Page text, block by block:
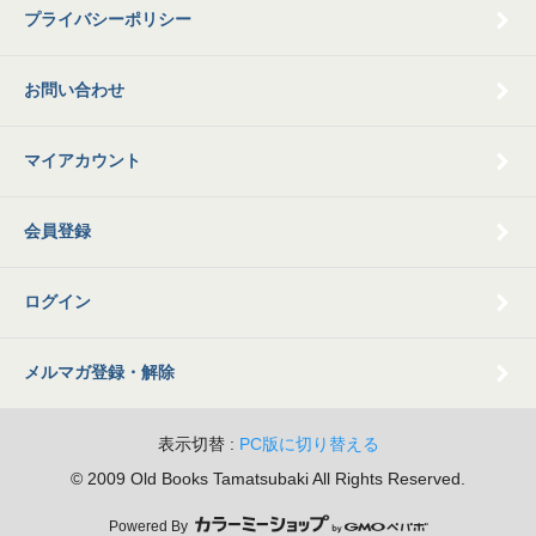
プライバシーポリシー
お問い合わせ
マイアカウント
会員登録
ログイン
メルマガ登録・解除
表示切替 : PC版に切り替える
© 2009 Old Books Tamatsubaki All Rights Reserved.
Powered By